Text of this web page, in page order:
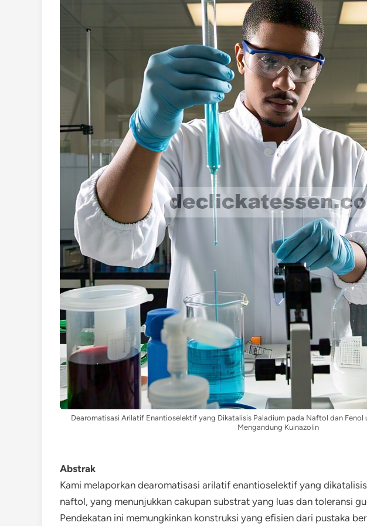
Dearomatisasi Arilatif Enantioselektif yang Dikatalisis Paladium pada Naftol dan Fenol
Mengandung Kuinazolin
Abstrak
Kami melaporkan dearomatisasi arilatif enantioselektif yang
naftol, yang menunjukkan cakupan substrat yang luas dan toleransi
Pendekatan ini memungkinkan konstruksi yang efisien dari pustaka